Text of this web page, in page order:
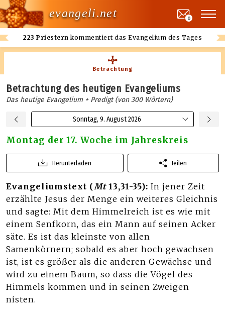
evangeli.net
223 Priestern kommentiert das Evangelium des Tages
0
Betrachtung
Betrachtung des heutigen Evangeliums
Das heutige Evangelium + Predigt (von 300 Wörtern)
Sonntag, 9. August 2026
Montag der 17. Woche im Jahreskreis
Herunterladen Teilen
Evangeliumstext (Mt13,31-35): In jener Zeit
erzählte Jesus der Menge ein weiteres Gleichnis
und sagte: Mit dem Himmelreich ist es wie mit
einem Senfkorn, das ein Mann auf seinen Acker
säte. Es ist das kleinste von allen
Samenkörnern; sobald es aber hoch gewachsen
ist, ist es größer als die anderen Gewächse und
wird zu einem Baum, so dass die Vögel des
Himmels kommen und in seinen Zweigen
nisten.